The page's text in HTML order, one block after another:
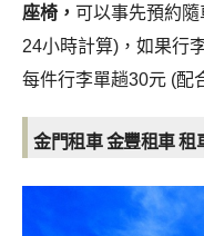
座椅， 可以事先預約
24小時計算)，如果行
每件行李單趟30元 (配
金門租車 金豐租車 租